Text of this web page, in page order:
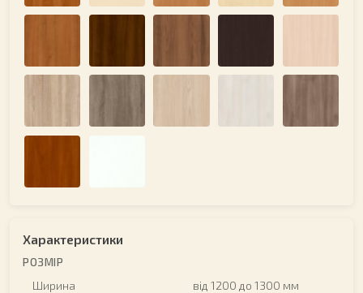
Характеристики
РОЗМІР
Ширина
від 1200 до 1300 мм